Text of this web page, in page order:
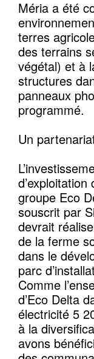
Méria a été
terres
des terrains
végétal) et à
structures
panneaux
programmé.
Un
groupe Eco
souscrit par
devrait
de la ferme
dans le
parc
Comme
d’Eco Delta
électricité 5
à la
avons